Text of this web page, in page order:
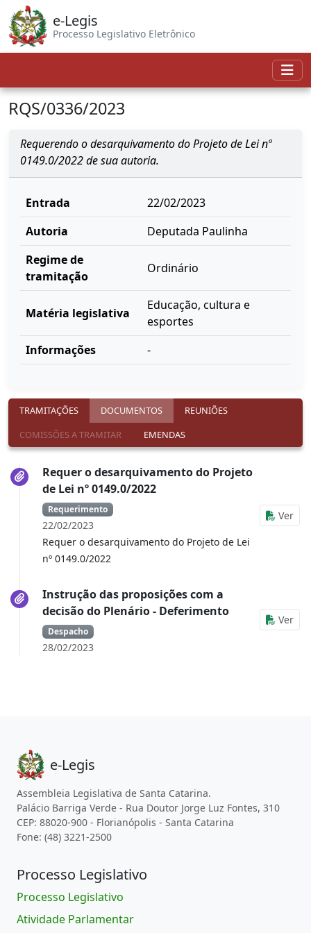
e-Legis
Processo Legislativo Eletrônico
RQS/0336/2023
Requerendo o desarquivamento do Projeto de Lei nº
0149.0/2022 de sua autoria.
Entrada
22/02/2023
Autoria
Deputada Paulinha
Regime de
tramitação
Ordinário
Matéria legislativa
Educação, cultura e
esportes
Informações
-
TRAMITAÇÕES DOCUMENTOS
REUNIÕES
COMISSÕES A TRAMITAR
EMENDAS
Requer o desarquivamento do Projeto
de Lei nº 0149.0/2022
Requerimento
22/02/2023
Requer o desarquivamento do Projeto de Lei
nº 0149.0/2022
Ver
Instrução das proposições com a
decisão do Plenário - Deferimento
Despacho
28/02/2023
Ver
e-Legis
Assembleia Legislativa de Santa Catarina.
Palácio Barriga Verde - Rua Doutor Jorge Luz Fontes, 310
CEP: 88020-900 - Florianópolis - Santa Catarina
Fone: (48) 3221-2500
Processo Legislativo
Processo Legislativo
Atividade Parlamentar